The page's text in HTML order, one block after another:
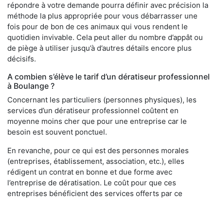
répondre à votre demande pourra définir avec précision la
méthode la plus appropriée pour vous débarrasser une
fois pour de bon de ces animaux qui vous rendent le
quotidien invivable. Cela peut aller du nombre d’appât ou
de piège à utiliser jusqu’à d’autres détails encore plus
décisifs.
A combien s’élève le tarif d’un dératiseur professionnel
à Boulange ?
Concernant les particuliers (personnes physiques), les
services d’un dératiseur professionnel coûtent en
moyenne moins cher que pour une entreprise car le
besoin est souvent ponctuel.
En revanche, pour ce qui est des personnes morales
(entreprises, établissement, association, etc.), elles
rédigent un contrat en bonne et due forme avec
l’entreprise de dératisation. Le coût pour que ces
entreprises bénéficient des services offerts par ce